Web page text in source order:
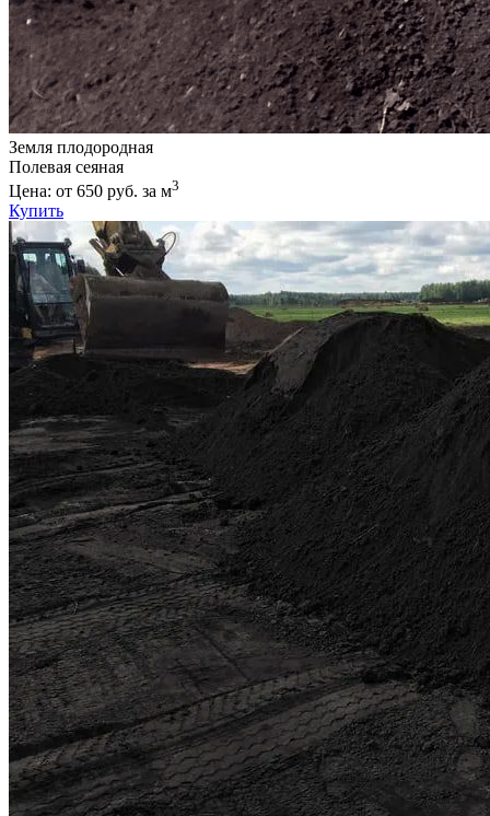
Земля плодородная
Полевая сеяная
Цена: от 650 руб. за м3
Купить